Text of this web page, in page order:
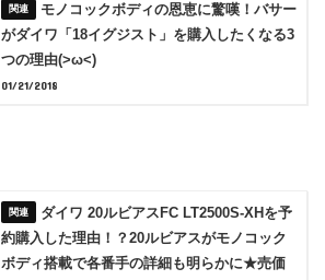
モノコックボディの恩恵に驚嘆！バサー
がダイワ「18イグジスト」を購入したくなる3
つの理由(>ω<)
01/21/2018
ダイワ 20ルビアスFC LT2500S-XHを予
約購入した理由！？20ルビアスがモノコック
ボディ搭載で各番手の詳細も明らかに★売価